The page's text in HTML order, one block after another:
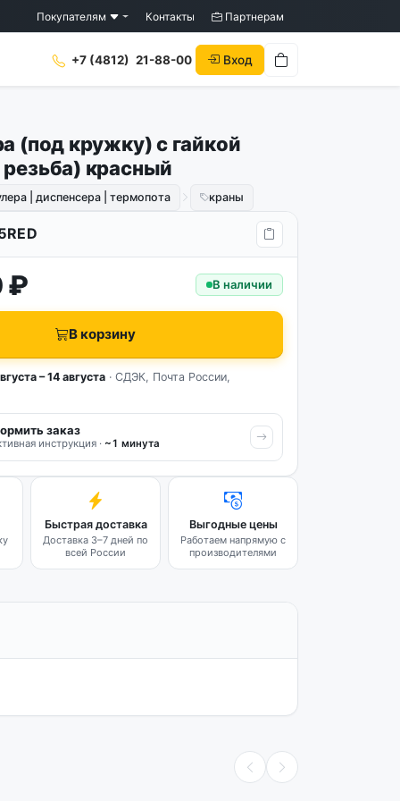
Покупателям Контакты Партнерам
+7 (4812) 21-88-00 Вход
(под кружку) с гайкой
красный
| диспенсера | термопота краны
₽ В наличии
В корзину
– 14 августа· СДЭК, Почта России,
заказ
инструкция · ~1 минута
Быстрая доставка
Доставка 3–7 дней по
всей России
Выгодные цены
Работаем напрямую с
производителями